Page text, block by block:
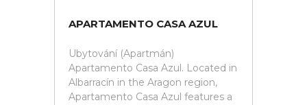
APARTAMENTO CASA AZUL
Ubytování (Apartmán)
Apartamento Casa Azul. Located in
Albarracín in the Aragon region,
Apartamento Casa Azul features a